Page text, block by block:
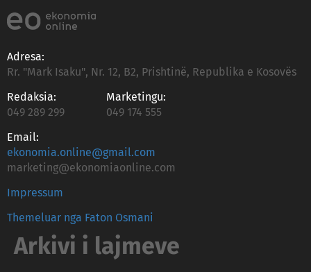
Adresa:
Rr. "Mark Isaku", Nr. 12, B2, Prishtinë, Republika e Kosovës
Redaksia:
049 289 299
Marketingu:
049 174 555
Email:
ekonomia.online@gmail.com
marketing@ekonomiaonline.com
Impressum
Themeluar nga Faton Osmani
Arkivi i lajmeve